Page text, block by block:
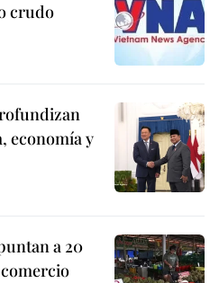
crudo
economía y
a 20